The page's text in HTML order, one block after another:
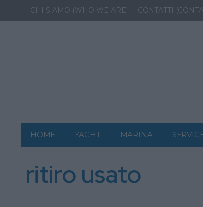
CHI SIAMO (WHO WE ARE) CONTATTI
HOME YACHT MARINA
ritiro usato